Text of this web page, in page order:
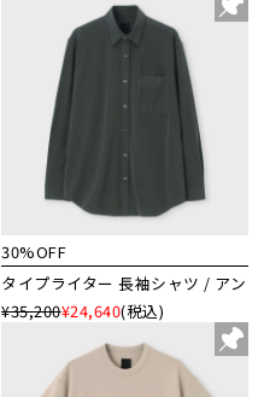
30%OFF
タイプライター 長袖シャツ / アン
¥35,200¥24,640(税込)